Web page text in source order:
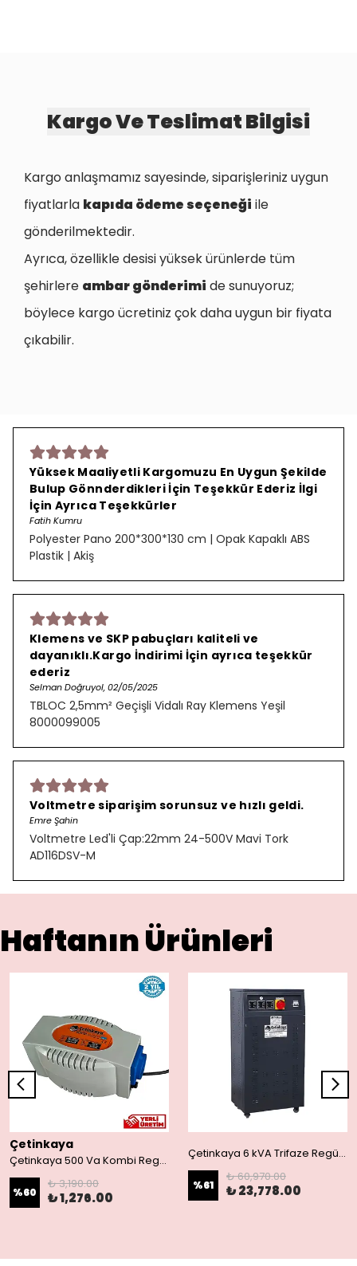
Kargo Ve Teslimat Bilgisi
Kargo anlaşmamız sayesinde, siparişleriniz uygun
fiyatlarla kapıda ödeme seçeneği ile
gönderilmektedir.
Ayrıca, özellikle desisi yüksek ürünlerde tüm
şehirlere ambar gönderimi de sunuyoruz;
böylece kargo ücretiniz çok daha uygun bir fiyata
çıkabilir.
Yüksek Maaliyetli Kargomuzu En Uygun Şekilde
Bulup Gönnderdikleri İçin Teşekkür Ederiz İlgi
İçin Ayrıca Teşekkürler
Fatih Kumru
Polyester Pano 200*300*130 cm | Opak Kapaklı ABS
Plastik | Akiş
Klemens ve SKP pabuçları kaliteli ve
dayanıklı.Kargo İndirimi İçin ayrıca teşekkür
ederiz
Selman Doğruyol, 02/05/2025
TBLOC 2,5mm² Geçişli Vidalı Ray Klemens Yeşil
8000099005
Voltmetre siparişim sorunsuz ve hızlı geldi.
Emre Şahin
Voltmetre Led'li Çap:22mm 24-500V Mavi Tork
AD116DSV-M
Haftanın Ürünleri
Çetinkaya
Çetinkaya 500 Va Kombi Regülatörü Ev Tipi Regülatör Mikro İşlemcili S14 1P0 00
%60
₺ 3,190.00
₺ 1,276.00
Çetinkaya 6 kVA Trifaze Regülatör S11 A3Y 01 | 300/460V-380V Endüstriyel Voltaj Dengeleyici
%61
₺ 60,970.00
₺ 23,778.00